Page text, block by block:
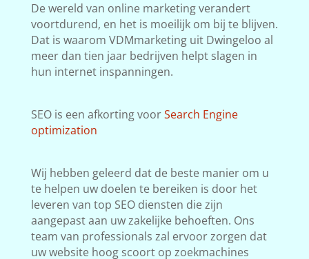
De wereld van online marketing verandert
voortdurend, en het is moeilijk om bij te blijven.
Dat is waarom VDMmarketing uit Dwingeloo al
meer dan tien jaar bedrijven helpt slagen in
hun internet inspanningen.
SEO is een afkorting voorSearch Engine
optimization
Wij hebben geleerd dat de beste manier om u
te helpen uw doelen te bereiken is door het
leveren van top SEO diensten die zijn
aangepast aan uw zakelijke behoeften. Ons
team van professionals zal ervoor zorgen dat
uw website hoog scoort op zoekmachines